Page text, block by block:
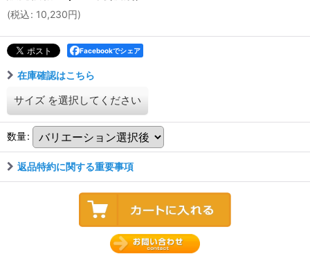
(税込: 10,230円)
Facebookでシェア
在庫確認はこちら
サイズ を選択してください
数量:
返品特約に関する重要事項